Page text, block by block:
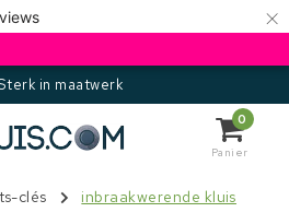
×
0
Panier
clés inbraakwerende kluis